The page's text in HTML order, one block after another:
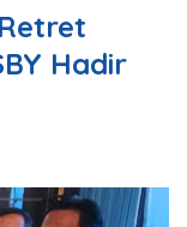
Hadir